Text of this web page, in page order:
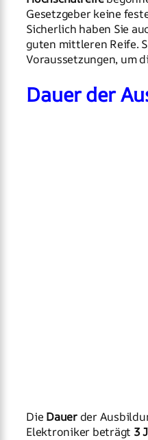
Gesetzgeber keine
Sicherlich haben Sie
guten mittleren Reife.
Voraussetzungen, um
Dauer der
Die Dauerder
Elektroniker beträgt 3